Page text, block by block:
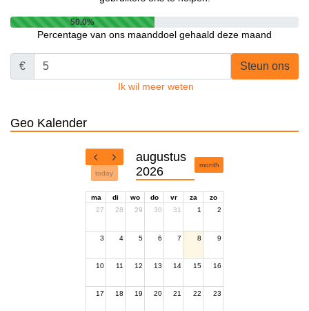
50.0%
Percentage van ons maanddoel gehaald deze maand
€ Steun ons
Ik wil meer weten
Geo Kalender
today
augustus
2026
month
ma di wo do vr za
zo
27
28 29 30 31 1 2
3 4 5 6 7 8 9
10 11 12 13 14 15 16
17 18 19 20 21 22 23